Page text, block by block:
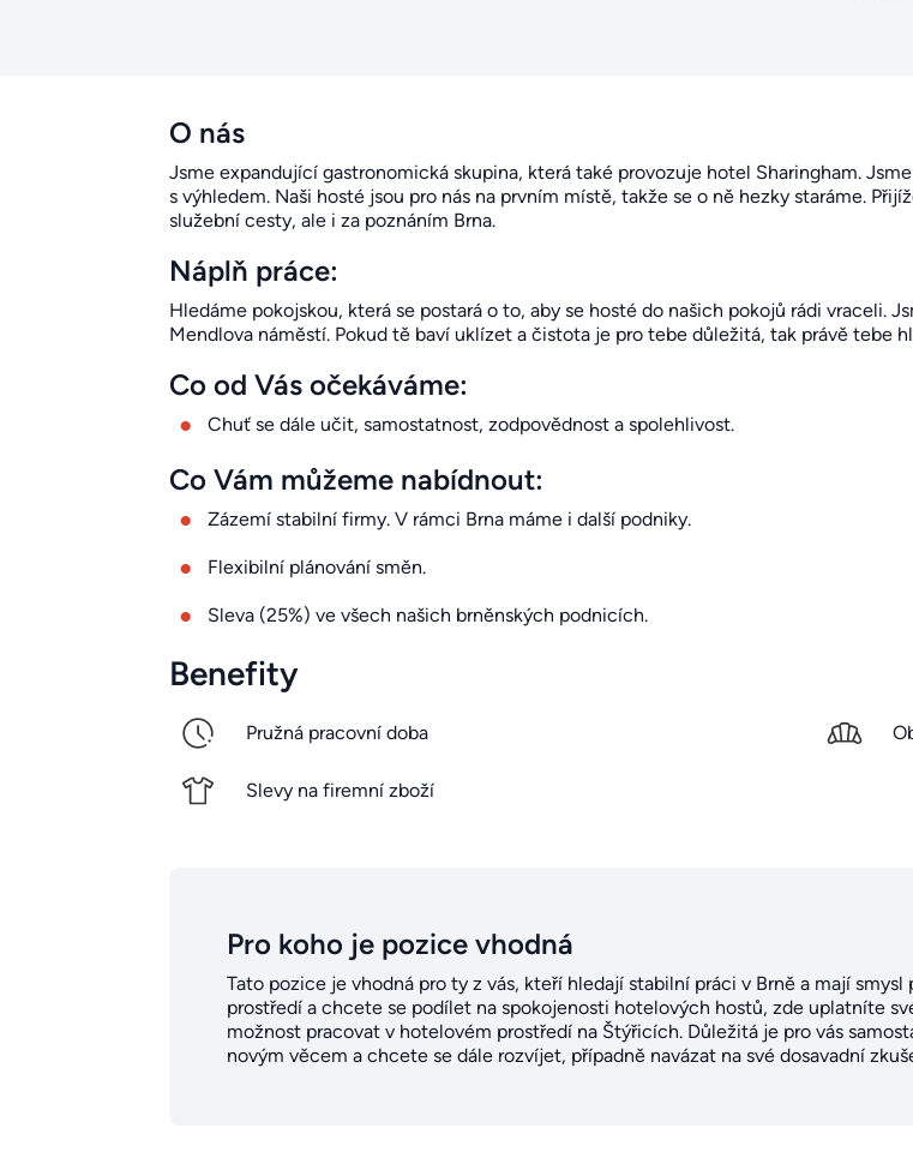
O nás
Jsme expandující gastronomická skupina, která také provozuje hotel Sharingham.
s výhledem. Naši hosté jsou pro nás na prvním místě, takže se o ně hezky staráme.
služební cesty, ale i za poznáním Brna.
Náplň práce:
Hledáme pokojskou, která se postará o to, aby se hosté do našich pokojů rádi vraceli.
Mendlova náměstí. Pokud tě baví uklízet a čistota je pro tebe důležitá, tak právě tebe
Co od Vás očekáváme:
Chuť se dále učit, samostatnost, zodpovědnost a spolehlivost.
Co Vám můžeme nabídnout:
Zázemí stabilní firmy. V rámci Brna máme i další podniky.
Flexibilní plánování směn.
Sleva (25%) ve všech našich brněnských podnicích.
Benefity
Pružná pracovní doba
Slevy na firemní zboží
Pro koho je pozice vhodná
Tato pozice je vhodná pro ty z vás, kteří hledají stabilní práci v Brně a mají
prostředí a chcete se podílet na spokojenosti hotelových hostů, zde uplatníte
možnost pracovat v hotelovém prostředí na Štýřicích. Důležitá je pro vás
novým věcem a chcete se dále rozvíjet, případně navázat na své dosavadní